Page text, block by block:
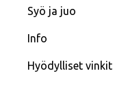
Syö ja juo
Info
Hyödylliset vinkit